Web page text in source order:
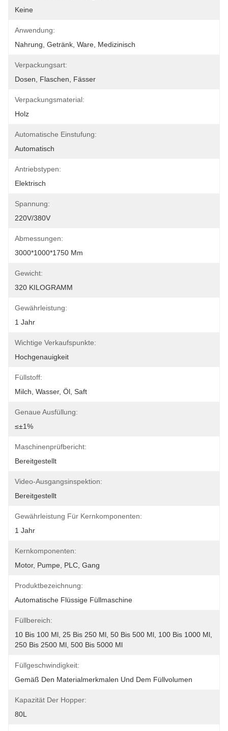
Keine
Anwendung:
Nahrung, Getränk, Ware, Medizinisch
Verpackungsart:
Dosen, Flaschen, Fässer
Verpackungsmaterial:
Holz
Automatische Einstufung:
Automatisch
Antriebstypen:
Elektrisch
Spannung:
220V/380V
Abmessungen:
3000*1000*1750 Mm
Gewicht:
320 KILOGRAMM
Gewährleistung:
1 Jahr
Wichtige Verkaufspunkte:
Hochgenauigkeit
Füllstoff:
Milch, Wasser, Öl, Saft
Genaue Ausfüllung:
≤±1%
Maschinenprüfbericht:
Bereitgestellt
Video-Ausgangsinspektion:
Bereitgestellt
Gewährleistung Für Kernkomponenten:
1 Jahr
Kernkomponenten:
Motor, Pumpe, PLC, Gang
Produktbezeichnung:
Automatische Flüssige Füllmaschine
Füllbereich:
10 Bis 100 Ml, 25 Bis 250 Ml, 50 Bis 500 Ml, 100 Bis 1000 Ml,
250 Bis 2500 Ml, 500 Bis 5000 Ml
Füllgeschwindigkeit:
Gemäß Den Materialmerkmalen Und Dem Füllvolumen
Kapazität Der Hopper:
80L